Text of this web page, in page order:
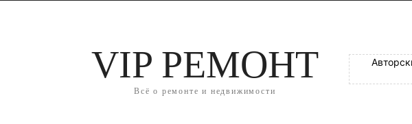
VIP РЕМОНТ
Всё о ремонте и недвижимости